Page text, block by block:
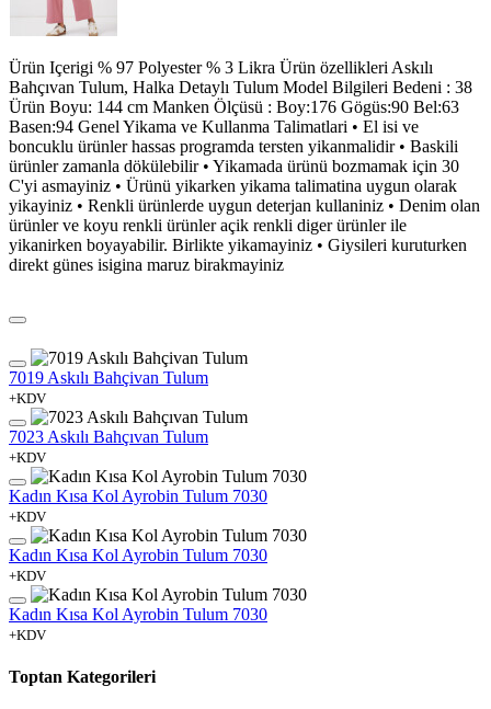
Ürün Içerigi % 97 Polyester % 3 Likra Ürün özellikleri Askılı
Bahçıvan Tulum, Halka Detaylı Tulum Model Bilgileri Bedeni : 38
Ürün Boyu: 144 cm Manken Ölçüsü : Boy:176 Gögüs:90 Bel:63
Basen:94 Genel Yikama ve Kullanma Talimatlari • El isi ve
boncuklu ürünler hassas programda tersten yikanmalidir • Baskili
ürünler zamanla dökülebilir • Yikamada ürünü bozmamak için 30
C'yi asmayiniz • Ürünü yikarken yikama talimatina uygun olarak
yikayiniz • Renkli ürünlerde uygun deterjan kullaniniz • Denim olan
ürünler ve koyu renkli ürünler açik renkli diger ürünler ile
yikanirken boyayabilir. Birlikte yikamayiniz • Giysileri kuruturken
direkt günes isigina maruz birakmayiniz
7019 Askılı Bahçivan Tulum
+KDV
7023 Askılı Bahçıvan Tulum
+KDV
Kadın Kısa Kol Ayrobin Tulum 7030
+KDV
Kadın Kısa Kol Ayrobin Tulum 7030
+KDV
Kadın Kısa Kol Ayrobin Tulum 7030
+KDV
Toptan Kategorileri